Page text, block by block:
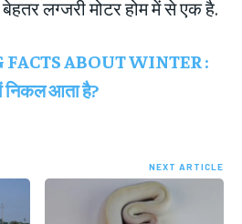
लग्‍जरी मोटर होम में से एक है.
ABOUT WINTER :
निकल आता है?
NEXT ARTICLE